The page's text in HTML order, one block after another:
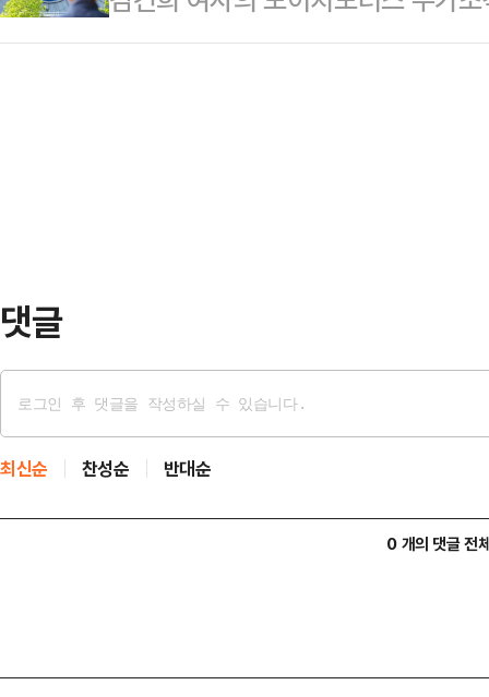
에 변호인이 "의미가 없을…
결론 내렸다.국민권익위는 8일 '권
서울고등법원 판사가 6일 새벽 숨
댓글
최신순 찬성순 반대순
0 개의 댓글 전